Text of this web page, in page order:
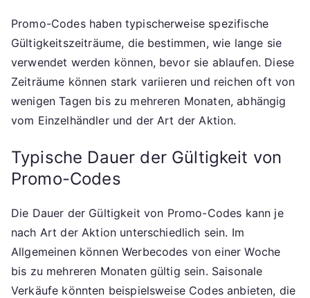
Promo-Codes haben typischerweise spezifische
Gültigkeitszeiträume, die bestimmen, wie lange sie
verwendet werden können, bevor sie ablaufen. Diese
Zeiträume können stark variieren und reichen oft von
wenigen Tagen bis zu mehreren Monaten, abhängig
vom Einzelhändler und der Art der Aktion.
Typische Dauer der Gültigkeit von
Promo-Codes
Die Dauer der Gültigkeit von Promo-Codes kann je
nach Art der Aktion unterschiedlich sein. Im
Allgemeinen können Werbecodes von einer Woche
bis zu mehreren Monaten gültig sein. Saisonale
Verkäufe könnten beispielsweise Codes anbieten, die